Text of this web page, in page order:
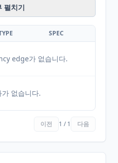
펼치기
SPEC
edge가 없습니다.
없습니다.
이전 1 / 1 다음